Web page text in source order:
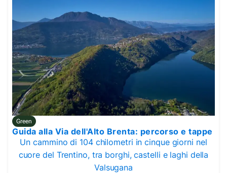
Green
Guida alla Via dell'Alto Brenta: percorso e tappe
Un cammino di 104 chilometri in cinque giorni nel
cuore del Trentino, tra borghi, castelli e laghi della
Valsugana